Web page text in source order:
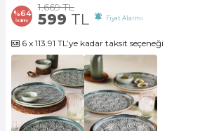
%64
İndirim
1.669TL
599 TL Fiyat Alarmı
6 x 113.91 TL’ye kadar taksit seçeneği